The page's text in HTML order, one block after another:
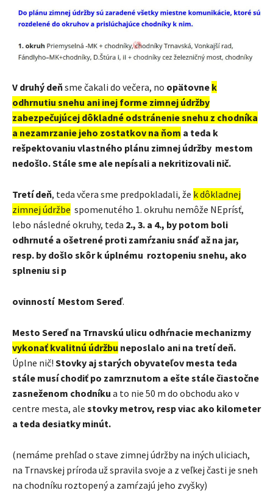
V druhý deňsme čakali do večera, no opätovne k
odhrnutiu snehu ani inej forme zimnej údržby
zabezpečujúcej dôkladné odstránenie snehu z chodníka
a nezamrzanie jeho zostatkov na ňom a teda k
rešpektovaniu vlastného plánu zimnej údržby mestom
nedošlo. Stále sme ale nepísali a nekritizovali nič.
Tretí deň, teda včera sme predpokladali, že k dôkladnej
zimnej údržbe spomenutého 1. okruhu nemôže NEprísť,
lebo následné okruhy, teda 2., 3. a 4., by potom boli
odhrnuté a ošetrené proti zamŕzaniu snáď až na jar,
resp. by došlo skôr k úplnému roztopeniu snehu, ako
splneniu si p
ovinností Mestom Sereď.
Mesto Sereď na Trnavskú ulicu odhŕnacie mechanizmy
vykonať kvalitnú údržbu neposlalo ani na tretí deň.
Úplne nič! Stovky aj starých obyvateľov mesta teda
stále musí chodiť po zamrznutom a ešte stále čiastočne
zasneženom chodníku a to nie 50 m do obchodu ako v
centre mesta, ale stovky metrov, resp viac ako kilometer
a teda desiatky minút.
(nemáme prehľad o stave zimnej údržby na iných uliciach,
na Trnavskej príroda už spravila svoje a z veľkej časti je sneh
na chodníku roztopený a zamŕzajú jeho zvyšky)